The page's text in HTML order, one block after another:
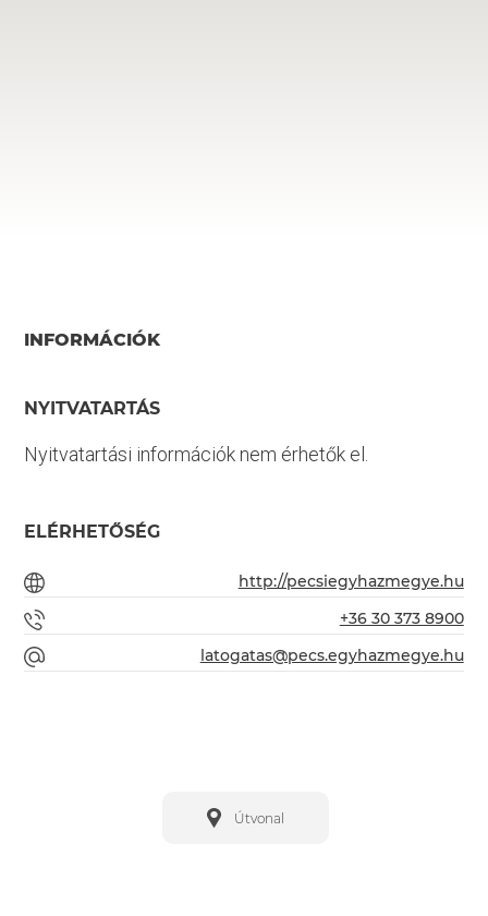
INFORMÁCIÓK
NYITVATARTÁS
Nyitvatartási információk nem érhetők el.
ELÉRHETŐSÉG
http://pecsiegyhazmegye.hu
+36 30 373 8900
latogatas@pecs.egyhazmegye.hu
Útvonal